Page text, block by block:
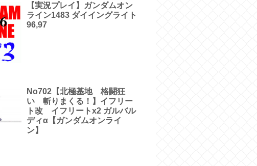
【実況プレイ】ガンダムオン
ライン1483 ダイイングライト
96,97
No702【北極基地 格闘狂
い 斬りまくる！】イフリー
ト改 イフリートx2 ガルバル
ディα【ガンダムオンライ
ン】